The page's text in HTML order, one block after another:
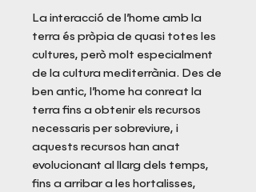
La interacció de l’home amb la
terra és pròpia de quasi totes les
cultures, però molt especialment
de la cultura mediterrània. Des de
ben antic, l’home ha conreat la
terra fins a obtenir els recursos
necessaris per sobreviure, i
aquests recursos han anat
evolucionant al llarg dels temps,
fins a arribar a les hortalisses,